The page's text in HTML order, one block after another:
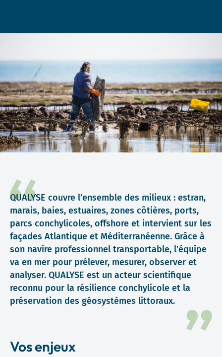
QUALYSE couvre l’ensemble des milieux : estran,
marais, baies, estuaires, zones côtières, ports,
parcs conchylicoles, offshore et intervient sur les
façades Atlantique et Méditerranéenne. Grâce à
son navire professionnel transportable, l’équipe
va en mer pour prélever, mesurer, observer et
analyser. QUALYSE est un acteur scientifique
reconnu pour la résilience conchylicole et la
préservation des géosystèmes littoraux.
Vos enjeux